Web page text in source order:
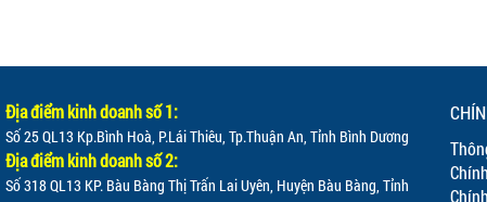
Địa điểm kinh doanh số 1:
Số 25 QL13 Kp.Bình Hoà, P.Lái Thiêu, Tp.Thuận An, Tỉnh Bình Dương
Địa điểm kinh doanh số 2:
Số 318 QL13 KP. Bàu Bàng Thị Trấn Lai Uyên, Huyện Bàu Bàng, Tỉnh